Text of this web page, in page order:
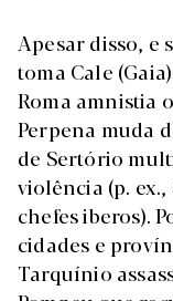
Apesar disso, e
toma Cale
Roma amnistia
Perpena muda
de Sertório
violência (p.
chefes iberos).
cidades e
Tarquínio